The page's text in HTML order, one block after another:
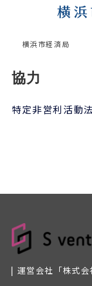
特定非営利活動